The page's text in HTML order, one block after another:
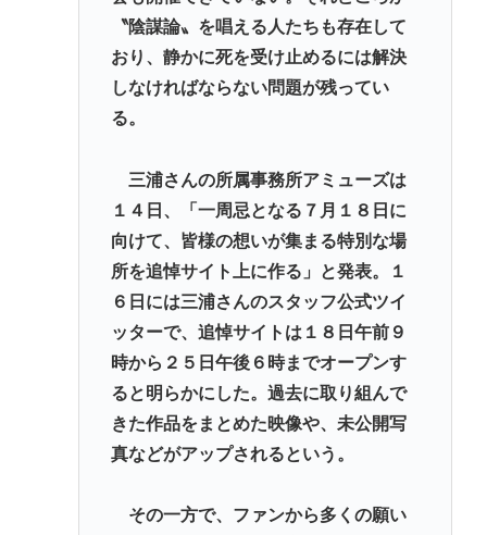
ベジットのベジータ要素、ネーミングセンスしかな
クーラーつけるくらいなら死を選ぶ 7割超え
〝陰謀論〟を唱える人たちも存在して
おり、静かに死を受け止めるには解決
しなければならない問題が残ってい
る。
三浦さんの所属事務所アミューズは
１４日、「一周忌となる７月１８日に
向けて、皆様の想いが集まる特別な場
所を追悼サイト上に作る」と発表。１
６日には三浦さんのスタッフ公式ツイ
ッターで、追悼サイトは１８日午前９
時から２５日午後６時までオープンす
ると明らかにした。過去に取り組んで
きた作品をまとめた映像や、未公開写
真などがアップされるという。
その一方で、ファンから多くの願い